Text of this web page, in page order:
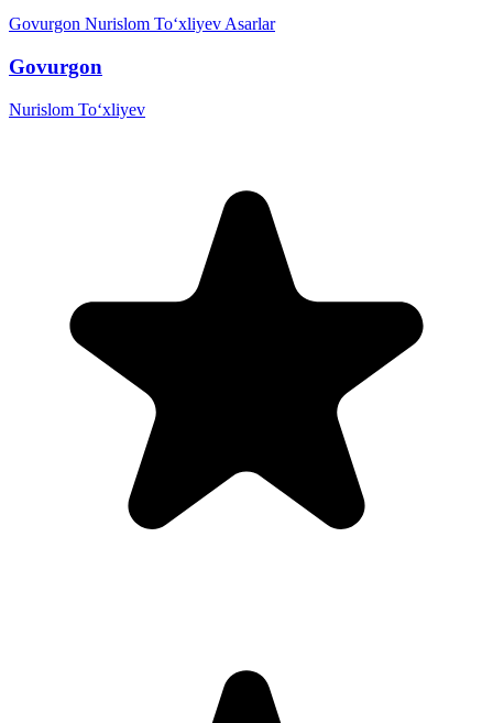
Govurgon Nurislom To‘xliyev Asarlar
Govurgon
Nurislom To‘xliyev